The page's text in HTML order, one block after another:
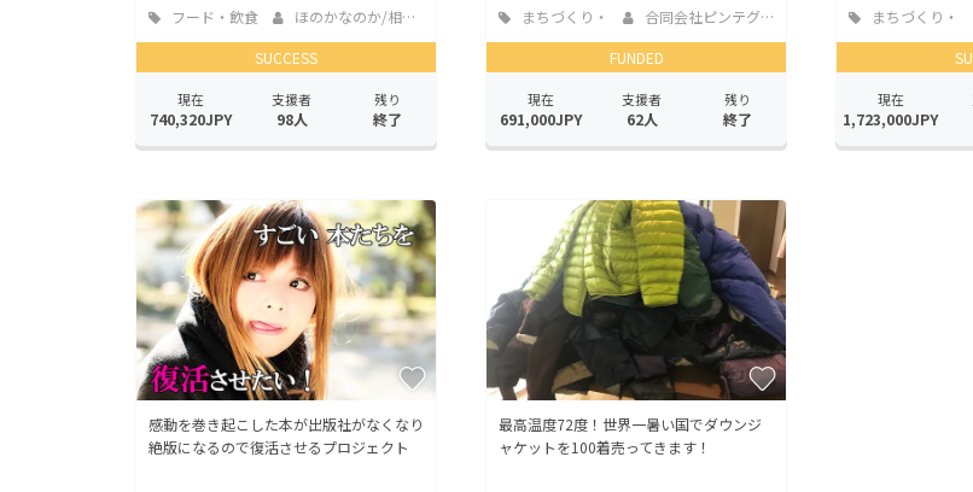
フード・飲食
店
ほのかなのか/相馬理恵
SUCCESS
現在
740,320JPY
支援者
98人
残り
終了
まちづくり・
地域活性化
合同会社ピンテグラ...
FUNDED
現在
691,000JPY
支援者
62人
残り
終了
まちづくり・
地域活性化
現在
1,723,000JPY
感動を巻き起こした本が出版社がなくなり
絶版になるので復活させるプロジェクト
最高温度72度！世界一暑い国でダウンジ
ャケットを100着売ってきます！